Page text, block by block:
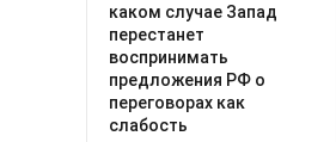
каком случае Запад
перестанет
воспринимать
предложения РФ о
переговорах как
слабость